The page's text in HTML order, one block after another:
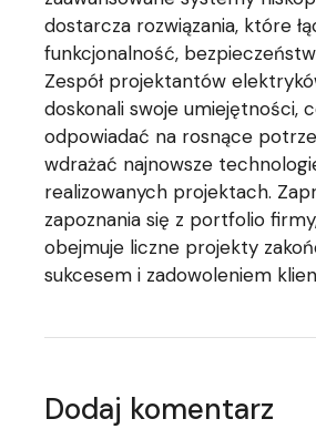
dostarcza rozwiązania, które
funkcjonalność,
Zespół projektantów
doskonali swoje umiejętności,
odpowiadać na rosnące
wdrażać najnowsze
realizowanych projektach.
zapoznania się z portfolio
obejmuje liczne projekty
sukcesem i zadowoleniem
Dodaj komentarz